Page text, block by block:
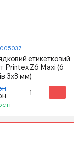
005037
етикетковий
Printex Z6 Maxi (6
3х8 мм)